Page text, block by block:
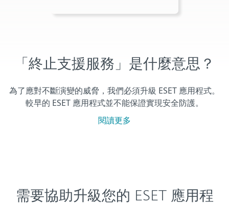
「終止支援服務」是什麼意思？
為了應對不斷演變的威脅，我們必須升級 ESET 應用程式。
較早的 ESET 應用程式並不能保證實現安全防護。
閱讀更多
需要協助升級您的 ESET 應用程